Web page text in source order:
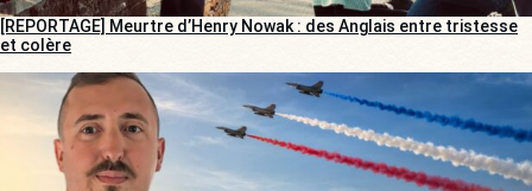
[REPORTAGE] Meurtre d’Henry Nowak : des Anglais entre tristesse
et colère